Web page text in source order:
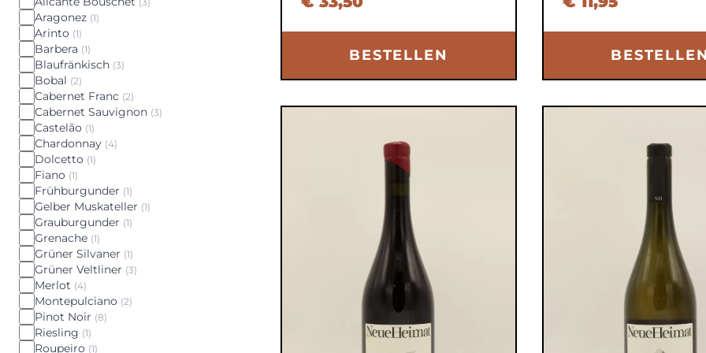
Aragonez (1)
Arinto (1)
Barbera (1)
Blaufränkisch (3)
Bobal (2)
Cabernet Franc (2)
Cabernet Sauvignon (3)
Castelão (1)
Chardonnay (4)
Dolcetto (1)
Fiano (1)
Frühburgunder (1)
Gelber Muskateller (1)
Grauburgunder (1)
Grenache (1)
Grüner Silvaner (1)
Grüner Veltliner (3)
Merlot (4)
Montepulciano (2)
Pinot Noir (8)
Riesling (1)
Roupeiro (1)
BESTELLEN